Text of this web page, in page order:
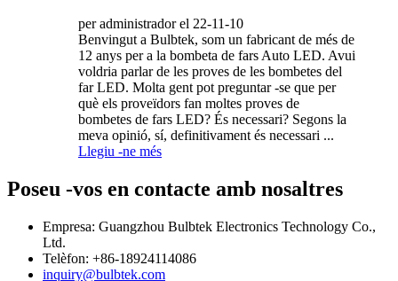
per administrador el 22-11-10
Benvingut a Bulbtek, som un fabricant de més de
12 anys per a la bombeta de fars Auto LED. Avui
voldria parlar de les proves de les bombetes del
far LED. Molta gent pot preguntar -se que per
què els proveïdors fan moltes proves de
bombetes de fars LED? És necessari? Segons la
meva opinió, sí, definitivament és necessari ...
Llegiu -ne més
Poseu -vos en contacte amb nosaltres
Empresa: Guangzhou Bulbtek Electronics Technology Co.,
Ltd.
Telèfon: +86-18924114086
inquiry@bulbtek.com